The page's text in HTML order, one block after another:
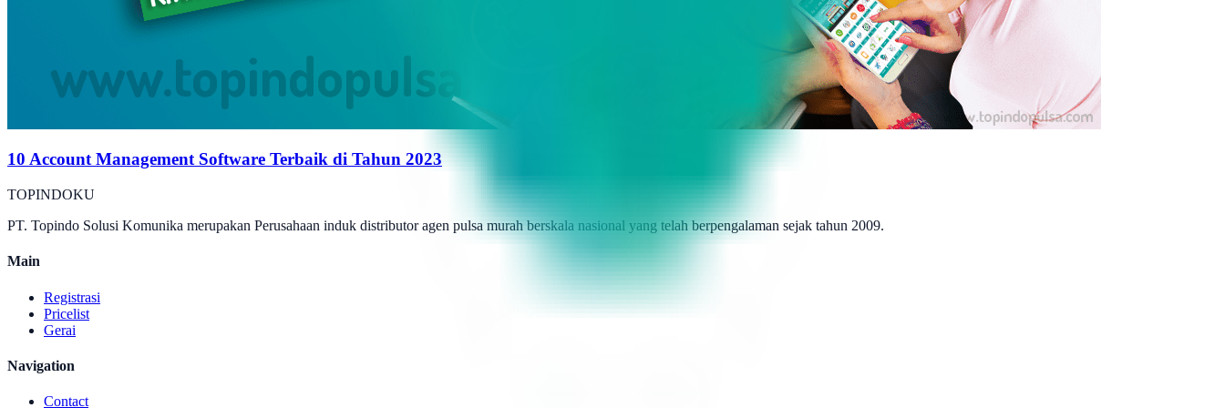
10 Account Management Software Terbaik di Tahun 2023
TOPINDOKU
PT. Topindo Solusi Komunika merupakan Perusahaan induk distributor agen pulsa murah berskala nasional yang telah berpengalaman sejak tahun 2009.
Main
Registrasi
Pricelist
Gerai
Navigation
Contact